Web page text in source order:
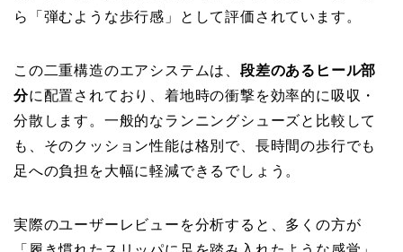
ら「弾むような歩行感」として評価されています。
この二重構造のエアシステムは、 段差のあるヒール部
分に配置されており、着地時の衝撃を効率的に吸収・
分散します。一般的なランニングシューズと比較して
も、そのクッション性能は格別で、長時間の歩行でも
足への負担を大幅に軽減できるでしょう。
実際のユーザーレビューを分析すると、多くの方が